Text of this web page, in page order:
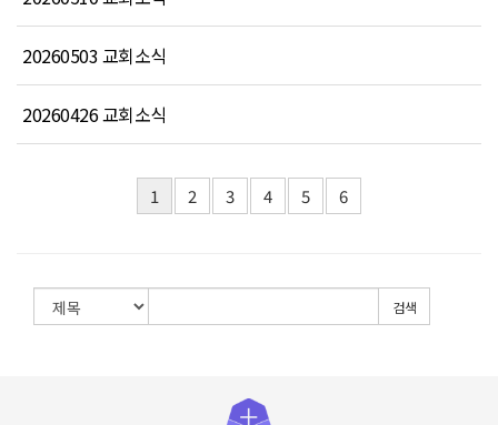
20260503 교회소식
20260426 교회소식
1 2 3 4 5 6
검색